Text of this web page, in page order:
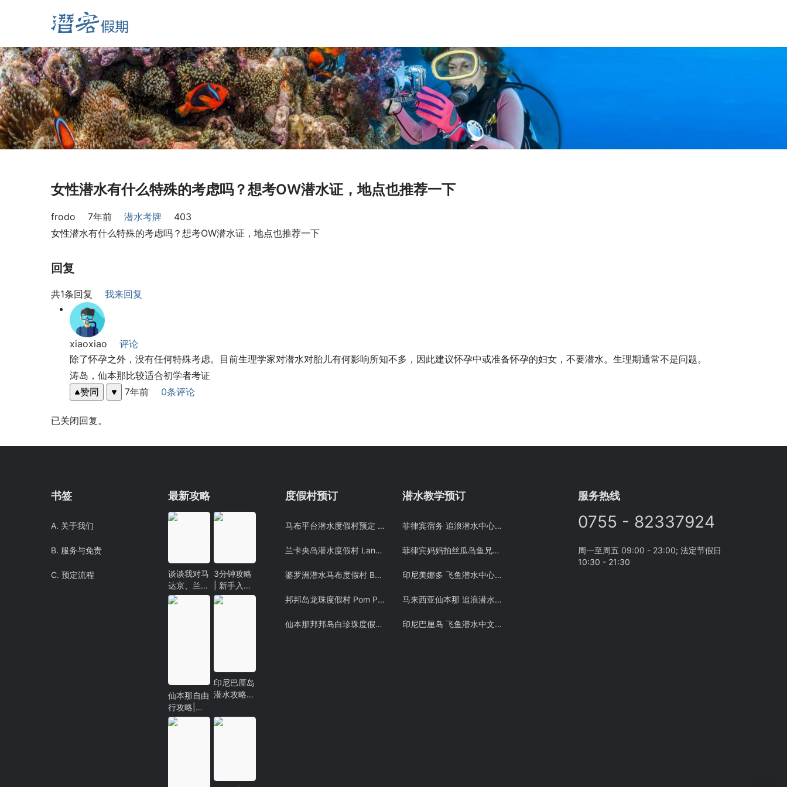
女性潜水有什么特殊的考虑吗？想考OW潜水证，地点也推荐一下
frodo 7年前 潜水考牌
403
女性潜水有什么特殊的考虑吗？想考OW潜水证，地点也推荐一下
回复
共1条回复 我来回复
xiaoxiao
评论
除了怀孕之外，没有任何特殊考虑。目前生理学家对潜水对胎儿有何影响所知不多，因此建议怀孕中或准备怀孕的妇女，不要潜水。生理期通常不是问题。
涛岛，仙本那比较适合初学者考证
赞同
7年前 0条评论
已关闭回复。
书签
A. 关于我们
B. 服务与免责
C. 预定流程
最新攻略
谈谈我对马
达京、兰卡
央、邦邦岛
3分钟攻略
| 新手入门
潜点到底该
仙本那自由
行攻略|除
了卡帕莱，
印尼巴厘岛
潜水攻略|
潜水过，算
是什么潜水
度假村预订
马布平台潜水度假村预定 Seaventures Rig 仙本那潜水诗巴丹岛 潜客
兰卡央岛潜水度假村 Lankayan 山打根朗卡央 卡帕莱旗下酒店预定 潜客
婆罗洲潜水马布度假村 Borneo Divers 仙本那马步岛预定 诗巴丹 潜客
邦邦岛龙珠度假村 Pom Pom Resort 邦邦岛水屋沙滩屋预定 仙本那 潜客
仙本那邦邦岛白珍珠度假村Pom Pom Mussah Poteh Resort 邦邦岛海景房园林房预定 仙本那 潜客
潜水教学预订
菲律宾宿务 追浪潜水中心 PADI OW/AOW和 PADI FREE DIVING考证考牌教学课程潜水证
菲律宾妈妈拍丝瓜岛鱼兄弟 PADI OW潜水考证教学课程 Malapascua
印尼美娜多 飞鱼潜水中心潜水教学 布纳肯 PADI OW/AOW潜水考证课程 中文教练
马来西亚仙本那 追浪潜水 OW/AOW考证教学课程 军舰岛免费DSD体验潜水 自由潜 Free Diving 中文教学
印尼巴厘岛 飞鱼潜水中文教练 PADI OW/AOW潜水考证教学课程
服务热线
0755 - 82337924
周一至周五 09:00 - 23:00; 法定节假日
10:30 - 21:30